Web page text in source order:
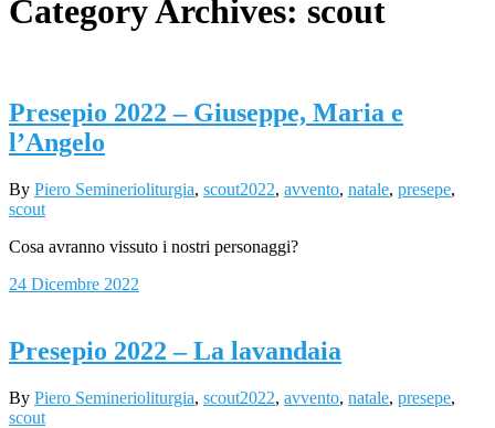
Category Archives: scout
Presepio 2022 – Giuseppe, Maria e
l’Angelo
By Piero Seminerioliturgia, scout2022, avvento, natale, presepe,
scout
Cosa avranno vissuto i nostri personaggi?
24 Dicembre 2022
Presepio 2022 – La lavandaia
By Piero Seminerioliturgia, scout2022, avvento, natale, presepe,
scout